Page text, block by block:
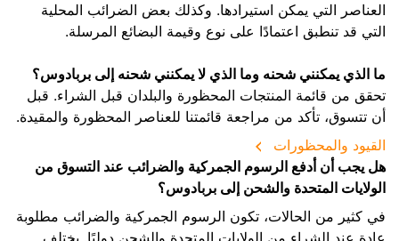
العناصر التي يمكن استيرادها. وكذلك بعض الضرائب المحلية
التي قد تنطبق اعتمادًا على نوع وقيمة البضائع المرسلة.
ما الذي يمكنني شحنه وما الذي لا يمكنني شحنه إلى بربادوس؟
تحقق من قائمة المنتجات المحظورة والبلدان قبل الشراء. قبل
أن تتسوق، تأكد من مراجعة قائمتنا للعناصر المحظورة والمقيدة.
القيود والمحظورات
هل يجب أن أدفع الرسوم الجمركية والضرائب عند التسوق من
الولايات المتحدة والشحن إلى بربادوس؟
في كثير من الحالات، تكون الرسوم الجمركية والضرائب مطلوبة